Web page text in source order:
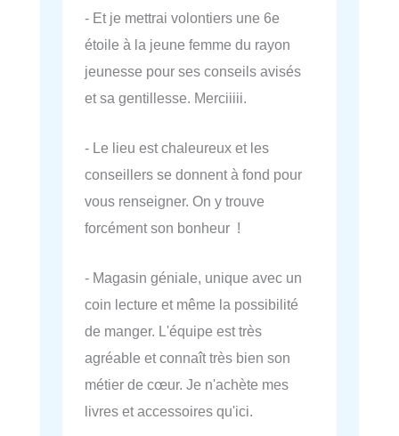
- Et je mettrai volontiers une 6e
étoile à la jeune femme du rayon
jeunesse pour ses conseils avisés
et sa gentillesse. Merciiiii.
- Le lieu est chaleureux et les
conseillers se donnent à fond pour
vous renseigner. On y trouve
forcément son bonheur !
- Magasin géniale, unique avec un
coin lecture et même la possibilité
de manger. L'équipe est très
agréable et connaît très bien son
métier de cœur. Je n'achète mes
livres et accessoires qu'ici.